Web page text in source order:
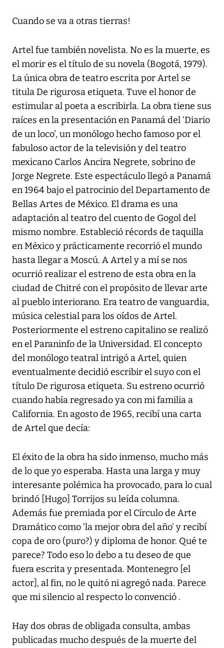
Cuando se va a otras tierras!
Artel fue también novelista. No es la muerte, es
el morir es el título de su novela (Bogotá, 1979).
La única obra de teatro escrita por Artel se
titula De rigurosa etiqueta. Tuve el honor de
estimular al poeta a escribirla. La obra tiene sus
raíces en la presentación en Panamá del ‘Diario
de un loco', un monólogo hecho famoso por el
fabuloso actor de la televisión y del teatro
mexicano Carlos Ancira Negrete, sobrino de
Jorge Negrete. Este espectáculo llegó a Panamá
en 1964 bajo el patrocinio del Departamento de
Bellas Artes de México. El drama es una
adaptación al teatro del cuento de Gogol del
mismo nombre. Estableció récords de taquilla
en México y prácticamente recorrió el mundo
hasta llegar a Moscú. A Artel y a mí se nos
ocurrió realizar el estreno de esta obra en la
ciudad de Chitré con el propósito de llevar arte
al pueblo interiorano. Era teatro de vanguardia,
música celestial para los oídos de Artel.
Posteriormente el estreno capitalino se realizó
en el Paraninfo de la Universidad. El concepto
del monólogo teatral intrigó a Artel, quien
eventualmente decidió escribir el suyo con el
título De rigurosa etiqueta. Su estreno ocurrió
cuando había regresado ya con mi familia a
California. En agosto de 1965, recibí una carta
de Artel que decía:
El éxito de la obra ha sido inmenso, mucho más
de lo que yo esperaba. Hasta una larga y muy
interesante polémica ha provocado, para lo cual
brindó [Hugo] Torrijos su leída columna.
Además fue premiada por el Círculo de Arte
Dramático como ‘la mejor obra del año' y recibí
copa de oro (puro?) y diploma de honor. Qué te
parece? Todo eso lo debo a tu deseo de que
fuera escrita y presentada. Montenegro [el
actor], al fin, no le quitó ni agregó nada. Parece
que mi silencio al respecto lo convenció .
Hay dos obras de obligada consulta, ambas
publicadas mucho después de la muerte del